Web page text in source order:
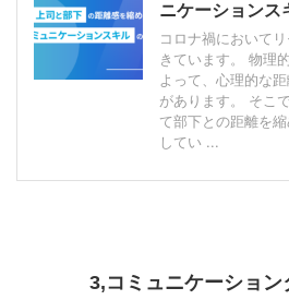
ニケーションス
コロナ禍において
きています。 物理
よって、心理的な
があります。 そこ
て部下との距離を
してい ...
3,コミュニケーション